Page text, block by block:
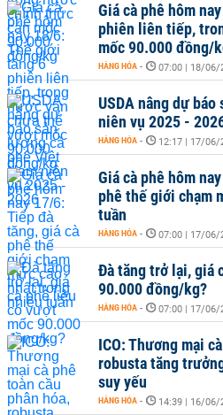
Giá cà phê hôm
phiên liên tiếp,
mốc 90.000 đồng/
HÀNG HÓA - 07:00 | 18/06/
USDA nâng dự
niên vụ 2025 -
HÀNG HÓA - 12:17 | 17/06/
Giá cà phê hôm
phê thế giới chạm
tuần
HÀNG HÓA - 07:00 | 17/06/
Đà tăng trở lại, giá
90.000 đồng/kg?
HÀNG HÓA - 07:00 | 17/06/
ICO: Thương mại
robusta tăng
suy yếu
HÀNG HÓA - 14:39 | 16/06/